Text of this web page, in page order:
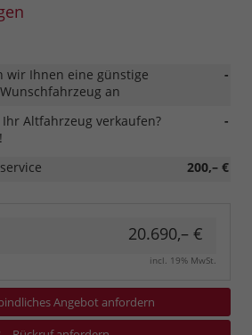
-
wir Ihnen eine günstige
an
-
Altfahrzeug verkaufen?
200,– €
20.690,– €
incl. 19% MwSt.
Angebot anfordern